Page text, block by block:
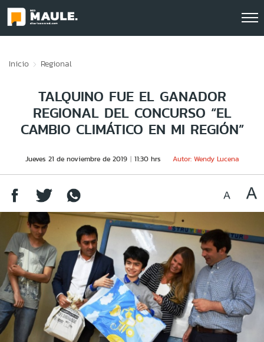
Inicio Regional
TALQUINO FUE EL GANADOR
REGIONAL DEL CONCURSO “EL
CAMBIO CLIMÁTICO EN MI REGIÓN”
Jueves 21 de noviembre de 2019 11:30 hrs Autor: Wendy Lucena